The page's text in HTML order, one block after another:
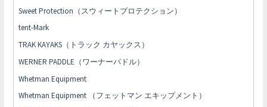
Sweet Protection（スウィートプロテクション）
tent-Mark
TRAK KAYAKS（トラック カヤックス）
WERNER PADDLE（ワーナーパドル）
Whetman Equipment
Whetman Equipment （フェットマン エキップメント）